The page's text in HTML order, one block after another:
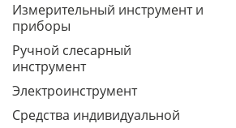
Измерительный инструмент и
приборы
Ручной слесарный
инструмент
Электроинструмент
Средства индивидуальной